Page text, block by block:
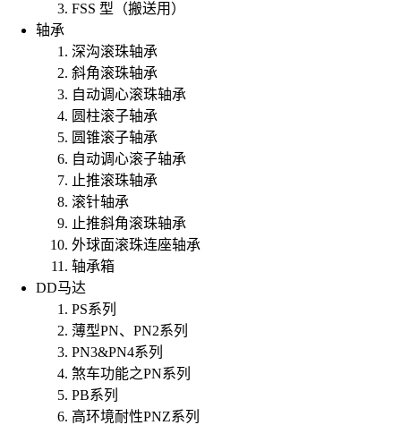
FSS 型（搬送用）
轴承
深沟滚珠轴承
斜角滚珠轴承
自动调心滚珠轴承
圆柱滚子轴承
圆锥滚子轴承
自动调心滚子轴承
止推滚珠轴承
滚针轴承
止推斜角滚珠轴承
外球面滚珠连座轴承
轴承箱
DD马达
PS系列
薄型PN、PN2系列
PN3&PN4系列
煞车功能之PN系列
PB系列
高环境耐性PNZ系列